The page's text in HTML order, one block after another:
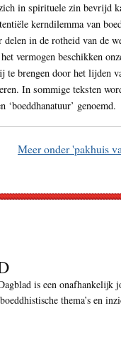
in spirituele zin bevrijd
kerndilemma van
delen in de rotheid van de
vermogen beschikken
te brengen door het lijden
In sommige teksten
‘boeddhanatuur’ genoemd.
Meer onder 'pakhuis
is een onafhankelijk
thema’s en